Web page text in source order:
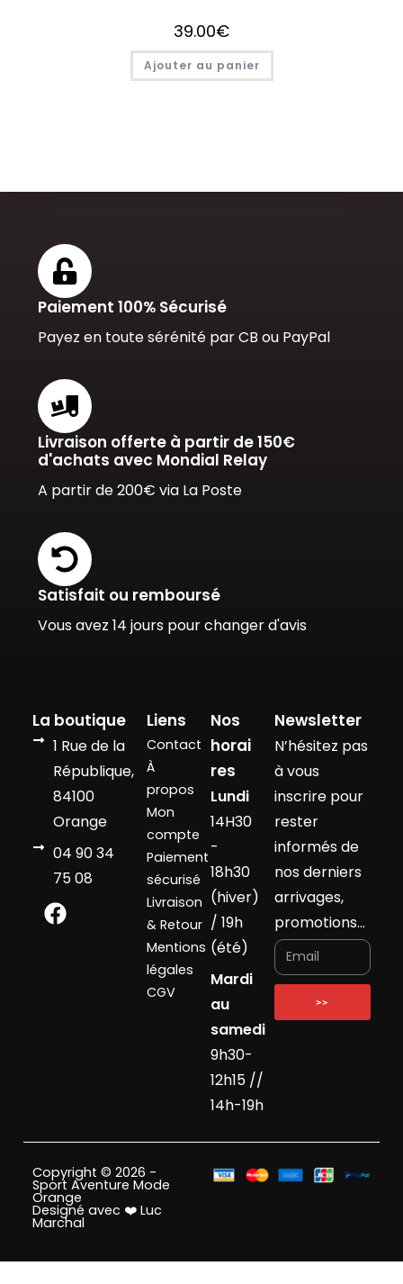
39.00€
Ajouter au panier
Paiement 100% Sécurisé
Payez en toute sérénité par CB ou PayPal
Livraison offerte à partir de 150€
d'achats avec Mondial Relay
A partir de 200€ via La Poste
Satisfait ou remboursé
Vous avez 14 jours pour changer d'avis
La boutique
1 Rue de la
République,
84100
Orange
04 90 34
75 08
Liens
Contact
À
propos
Mon
compte
Paiement
sécurisé
Livraison
& Retour
Mentions
légales
CGV
Nos
horai
res
Lundi
14H30
-
18h30
(hiver)
/ 19h
(été)
Mardi
au
samedi
9h30-
12h15 //
14h-19h
Newsletter
N’hésitez pas
à vous
inscrire pour
rester
informés de
nos derniers
arrivages,
promotions…
>>
Copyright © 2026 -
Sport Aventure Mode
Orange
Designé avec ❤️ Luc
Marchal